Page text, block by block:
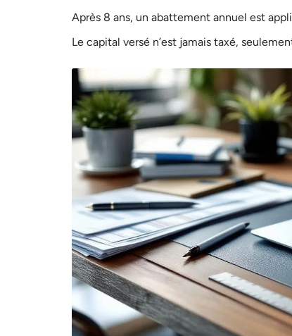
Après 8 ans, un abattement annuel est
Le capital versé n’est jamais taxé,